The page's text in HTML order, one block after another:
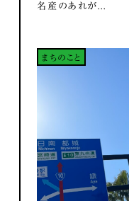
名産のあれが...
まちのこと